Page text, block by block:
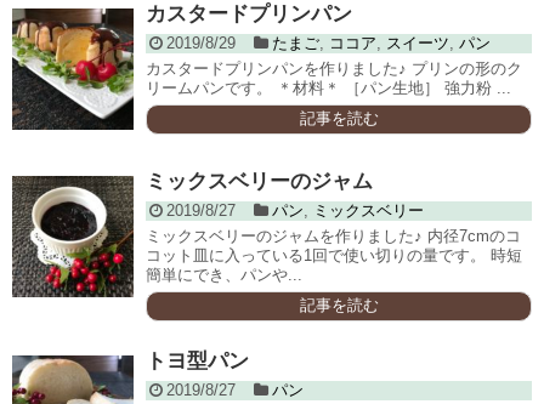
カスタードプリンパン
2019/8/29 たまご, ココア スイーツ パン
カスタードプリンパンを作りました♪ プリンの形のク
リームパンです。 ＊材料＊ ［パン生地］ 強力粉 ...
記事を読む
ミックスベリーのジャム
2019/8/27 パン
ミックスベリー
ミックスベリーのジャムを作りました♪ 内径7cmのコ
コット皿に入っている1回で使い切りの量です。 時短
簡単にでき、パンや...
記事を読む
トヨ型パン
2019/8/27
パン